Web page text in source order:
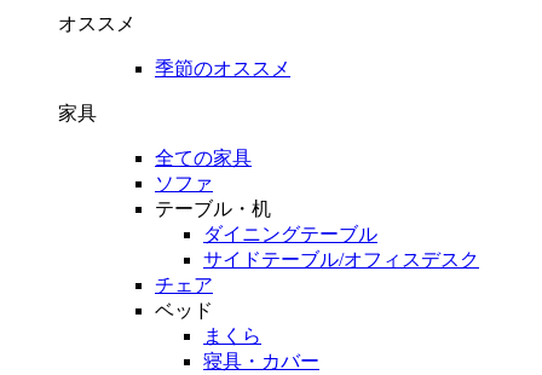
オススメ
季節のオススメ
家具
全ての家具
ソファ
テーブル・机
ダイニングテーブル
サイドテーブル/オフィスデスク
チェア
ベッド
まくら
寝具・カバー